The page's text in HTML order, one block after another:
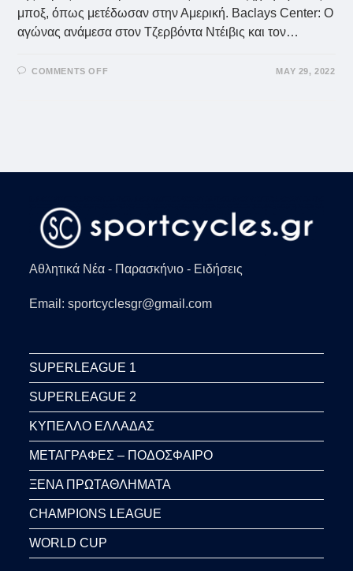
μποξ, όπως μετέδωσαν στην Αμερική. Baclays Center: Ο
αγώνας ανάμεσα στον Τζερβόντα Ντέιβις και τον…
COMMENTS OFF
ΜΠΟΞ
MAY 29, 2022
Αθλητικά Νέα - Παρασκήνιο - Ειδήσεις
Email: sportcyclesgr@gmail.com
SUPERLEAGUE 1
SUPERLEAGUE 2
ΚΥΠΕΛΛΟ ΕΛΛΑΔΑΣ
ΜΕΤΑΓΡΑΦΕΣ – ΠΟΔΟΣΦΑΙΡΟ
ΞΕΝΑ ΠΡΩΤΑΘΛΗΜΑΤΑ
CHAMPIONS LEAGUE
WORLD CUP